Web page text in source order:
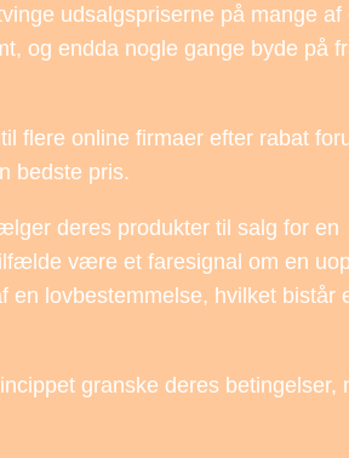
udsalgspriserne på mange af
og endda nogle gange byde på
flere online firmaer efter rabat
bedste pris.
deres produkter til salg for en
være et faresignal om en
lovbestemmelse, hvilket bistår
granske deres betingelser,